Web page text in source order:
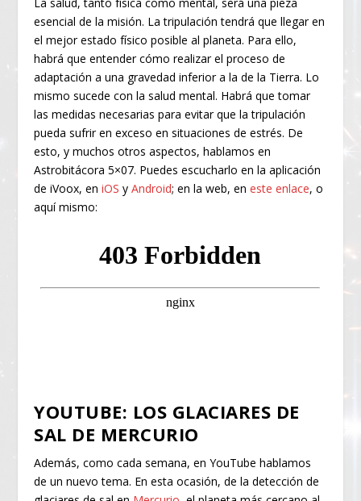
esencial de la misión. La tripulación tendrá que llegar en
el mejor estado físico posible al planeta. Para ello,
habrá que entender cómo realizar el proceso de
adaptación a una gravedad inferior a la de la Tierra. Lo
mismo sucede con la salud mental. Habrá que tomar
las medidas necesarias para evitar que la tripulación
pueda sufrir en exceso en situaciones de estrés. De
esto, y muchos otros aspectos, hablamos en
Astrobitácora 5×07. Puedes escucharlo en la aplicación
de iVoox, eniOS yAndroid; en la web, eneste enlace, o
aquí mismo:
YOUTUBE: LOS GLACIARES DE
SAL DE MERCURIO
Además, como cada semana, en YouTube hablamos
de un nuevo tema. En esta ocasión, de la detección de